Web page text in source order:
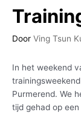
Door Ving Tsun
In het weekend
Purmerend. We
tijd gehad op